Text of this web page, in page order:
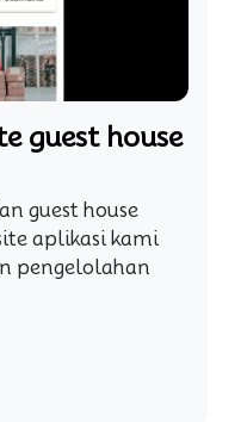
guest house
guest house
aplikasi kami
pengelolahan